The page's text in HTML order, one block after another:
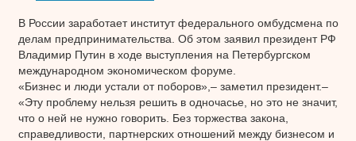
В России заработает институт федерального омбудсмена по
делам предпринимательства. Об этом заявил президент РФ
Владимир Путин в ходе выступления на Петербургском
международном экономическом форуме.
«Бизнес и люди устали от поборов»,– заметил президент.–
«Эту проблему нельзя решить в одночасье, но это не значит,
что о ней не нужно говорить. Без торжества закона,
справедливости, партнерских отношений между бизнесом и